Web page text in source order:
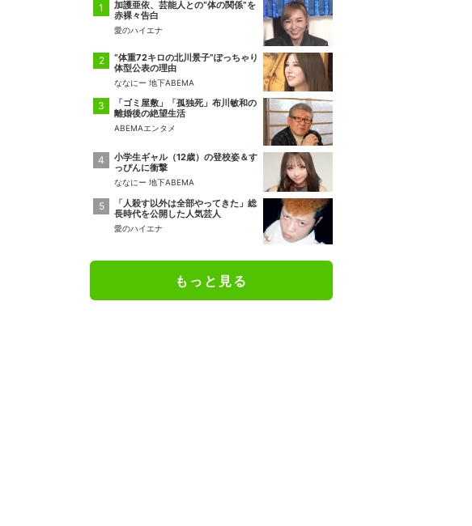
加護亜依、芸能人との“体の関係”を
赤裸々告白
愛のハイエナ
“体重72キロの北川景子”ぽっちゃり
体型公表の理由
ななにー 地下ABEMA
「ゴミ屋敷」「孤独死」布川敏和の
離婚後の絶望生活
ABEMAエンタメ
小学生ギャル（12歳）の登校姿＆す
っぴんに衝撃
ななにー 地下ABEMA
「人殺す以外は全部やってきた」総
長時代を公開した人気芸人
愛のハイエナ
もっと見る